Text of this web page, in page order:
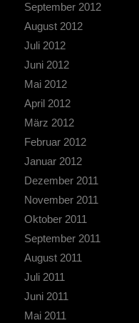
September 2012
August 2012
Juli 2012
Juni 2012
Mai 2012
April 2012
März 2012
Februar 2012
Januar 2012
Dezember 2011
November 2011
Oktober 2011
September 2011
August 2011
Juli 2011
Juni 2011
Mai 2011